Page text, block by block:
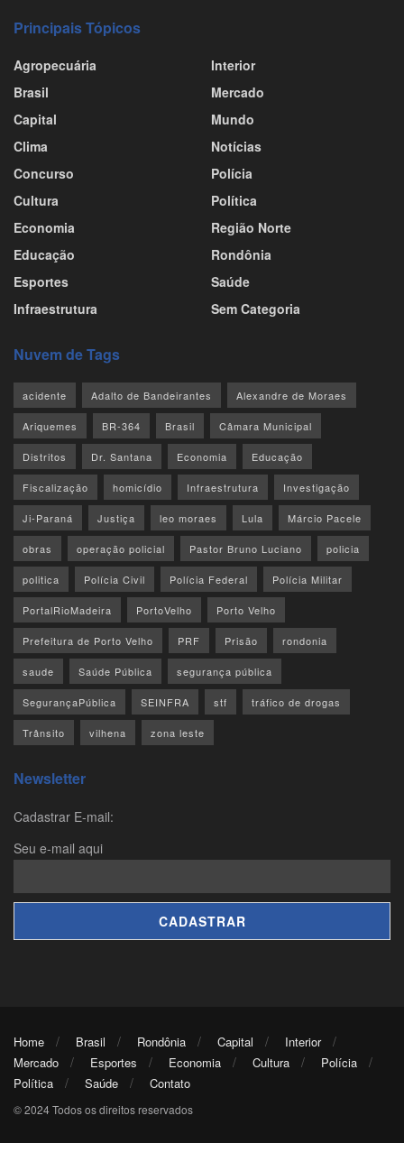
Principais Tópicos
Agropecuária
Brasil
Capital
Clima
Concurso
Cultura
Economia
Educação
Esportes
Infraestrutura
Interior
Mercado
Mundo
Notícias
Polícia
Política
Região Norte
Rondônia
Saúde
Sem Categoria
Nuvem de Tags
acidente Adalto de Bandeirantes Alexandre de Moraes
Ariquemes BR-364 Brasil Câmara Municipal
Distritos Dr. Santana Economia Educação
Fiscalização homicídio Infraestrutura Investigação
Ji-Paraná Justiça leo moraes Lula Márcio Pacele
obras operação policial Pastor Bruno Luciano policia
politica Polícia Civil Polícia Federal Polícia Militar
PortalRioMadeira PortoVelho Porto Velho
Prefeitura de Porto Velho PRF Prisão rondonia
saude Saúde Pública segurança pública
SegurançaPública SEINFRA stf tráfico de drogas
Trânsito vilhena zona leste
Newsletter
Cadastrar E-mail:
Seu e-mail aqui
Home Brasil Rondônia Capital
Interior
Mercado
Esportes Economia Cultura
Polícia
Política
Saúde Contato
© 2024 Todos os direitos reservados